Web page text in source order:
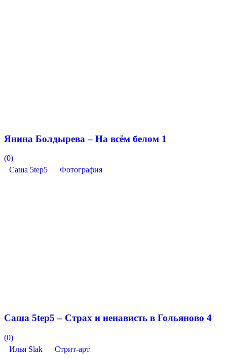
Янина Болдырева – На всём белом 1
(0)
Саша 5tep5
Фотография
Саша 5tep5 – Страх и ненависть в Гольяново 4
(0)
Илья Slak
Стрит-арт